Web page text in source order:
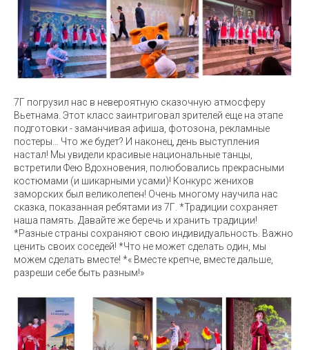
7Г погрузил нас в невероятную сказочную атмосферу
Вьетнама. Этот класс заинтриговал зрителей еще на этапе
подготовки - заманчивая афиша, фотозона, рекламные
постеры… Что же будет? И наконец, день выступления
настал! Мы увидели красивые национальные танцы,
встретили Фею Вдохновения, полюбовались прекрасными
костюмами (и шикарными усами)! Конкурс женихов
заморских был великолепен! Очень многому научила нас
сказка, показанная ребятами из 7Г. *Традиции сохраняет
наша память. Давайте же беречь и хранить традиции!
*Разные страны сохраняют свою индивидуальность. Важно
ценить своих соседей! *Что не может сделать один, мы
можем сделать вместе! *« Вместе крепче, вместе дальше,
разреши себе быть разным!»